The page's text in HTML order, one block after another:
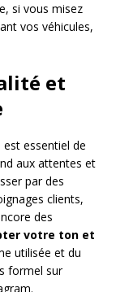
si vous misez
vos véhicules,
et
essentiel de
aux attentes et
par des
clients,
des
votre ton et
utilisée et du
formel sur